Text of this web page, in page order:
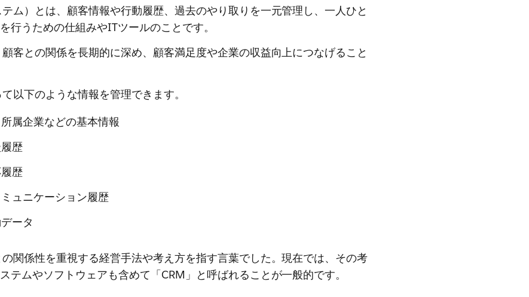
ム）とは、顧客情報や行動履歴、過去のやり取りを一元管理し、一人ひと
行うための仕組みやITツールのことです。
客との関係を長期的に深め、顧客満足度や企業の収益向上につなげること
以下のような情報を管理できます。
属企業などの基本情報
歴
歴
ュニケーション履歴
ータ
関係性を重視する経営手法や考え方を指す言葉でした。現在では、その考
テムやソフトウェアも含めて「CRM」と呼ばれることが一般的です。